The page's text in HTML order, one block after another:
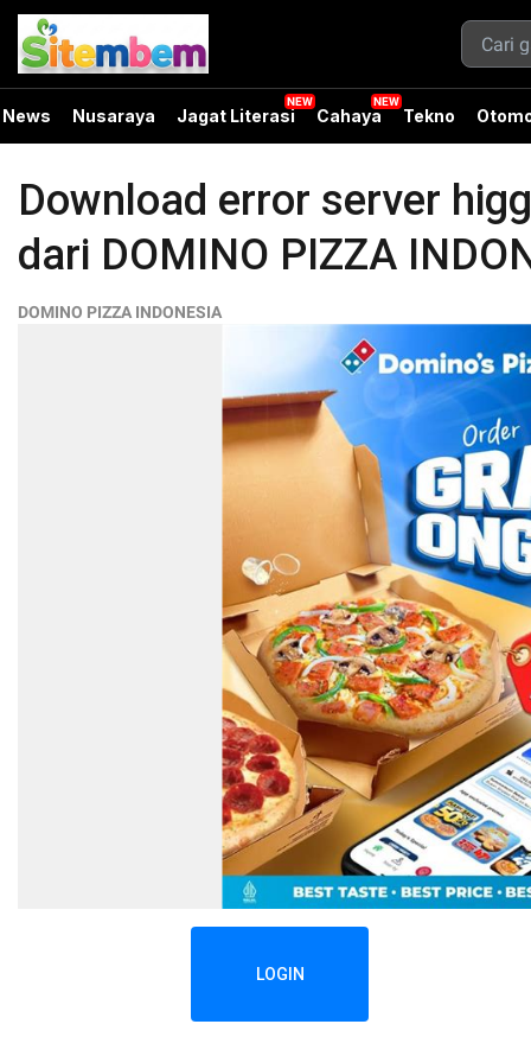
News Nusaraya Jagat Literasi Cahaya Tekno
Download error server
dari DOMINO PIZZA
DOMINO PIZZA INDONESIA
LOGIN